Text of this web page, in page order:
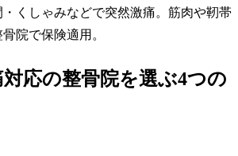
くしゃみなどで突然激痛。筋肉や靭帯
院で保険適用。
応の整骨院を選ぶ4つの